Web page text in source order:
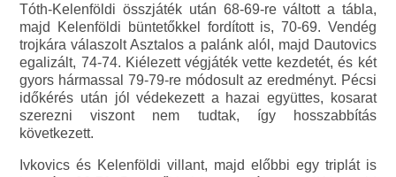
Tóth-Kelenföldi összjáték után 68-69-re váltott a tábla,
majd Kelenföldi büntetőkkel fordított is, 70-69. Vendég
trojkára válaszolt Asztalos a palánk alól, majd Dautovics
egalizált, 74-74. Kiélezett végjáték vette kezdetét, és két
gyors hármassal 79-79-re módosult az eredményt. Pécsi
időkérés után jól védekezett a hazai együttes, kosarat
szerezni viszont nem tudtak, így hosszabbítás
következett.
Ivkovics és Kelenföldi villant, majd előbbi egy triplát is